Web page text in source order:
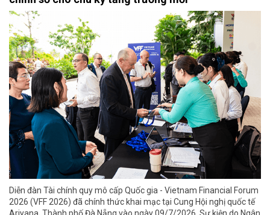
Diễn đàn Tài chính quy mô cấp Quốc gia - Vietnam Financial Forum
2026 (VFF 2026) đã chính thức khai mạc tại Cung Hội nghị quốc tế
Ariyana, Thành phố Đà Nẵng vào ngày 09/7/2026. Sự kiện do Ngân